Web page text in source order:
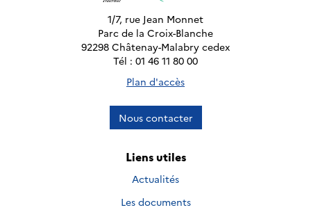
1/7, rue Jean Monnet
Parc de la Croix-Blanche
92298 Châtenay-Malabry cedex
Tél : 01 46 11 80 00
Plan d'accès
Nous contacter
Liens utiles
Actualités
Les documents